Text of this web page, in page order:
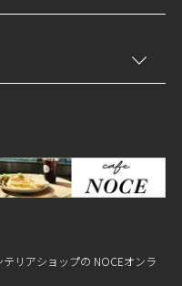
リアショップの NOCEオンラ